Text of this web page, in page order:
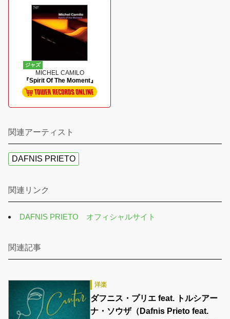
ジャズ
MICHEL CAMILO
『Spirit Of The Moment』
関連アーティスト
DAFNIS PRIETO
関連リンク
DAFNIS PRIETO オフィシャルサイト
関連記事
洋楽
ダフニス・プリエ feat. トルシアー
ナ・ソウザ（Dafnis Prieto feat.